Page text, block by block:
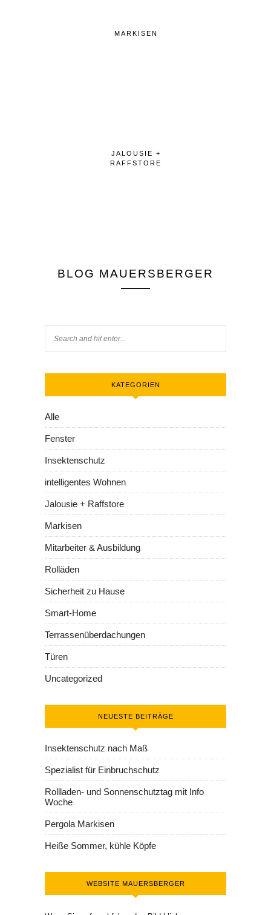
MARKISEN
JALOUSIE +
RAFFSTORE
BLOG MAUERSBERGER
KATEGORIEN
Alle
Fenster
Insektenschutz
intelligentes Wohnen
Jalousie + Raffstore
Markisen
Mitarbeiter & Ausbildung
Rolläden
Sicherheit zu Hause
Smart-Home
Terrassenüberdachungen
Türen
Uncategorized
NEUESTE BEITRÄGE
Insektenschutz nach Maß
Spezialist für Einbruchschutz
Rollladen- und Sonnenschutztag mit Info
Woche
Pergola Markisen
Heiße Sommer, kühle Köpfe
WEBSITE MAUERSBERGER